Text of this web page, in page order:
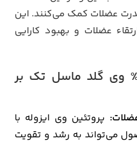
عضلات کمک می‌کنند. این
عضلات و بهبود کارایی
نیترو تک 100% وی گلد ماسل تک بر
پروتئین وی ایزوله با
می‌تواند به رشد و تقویت